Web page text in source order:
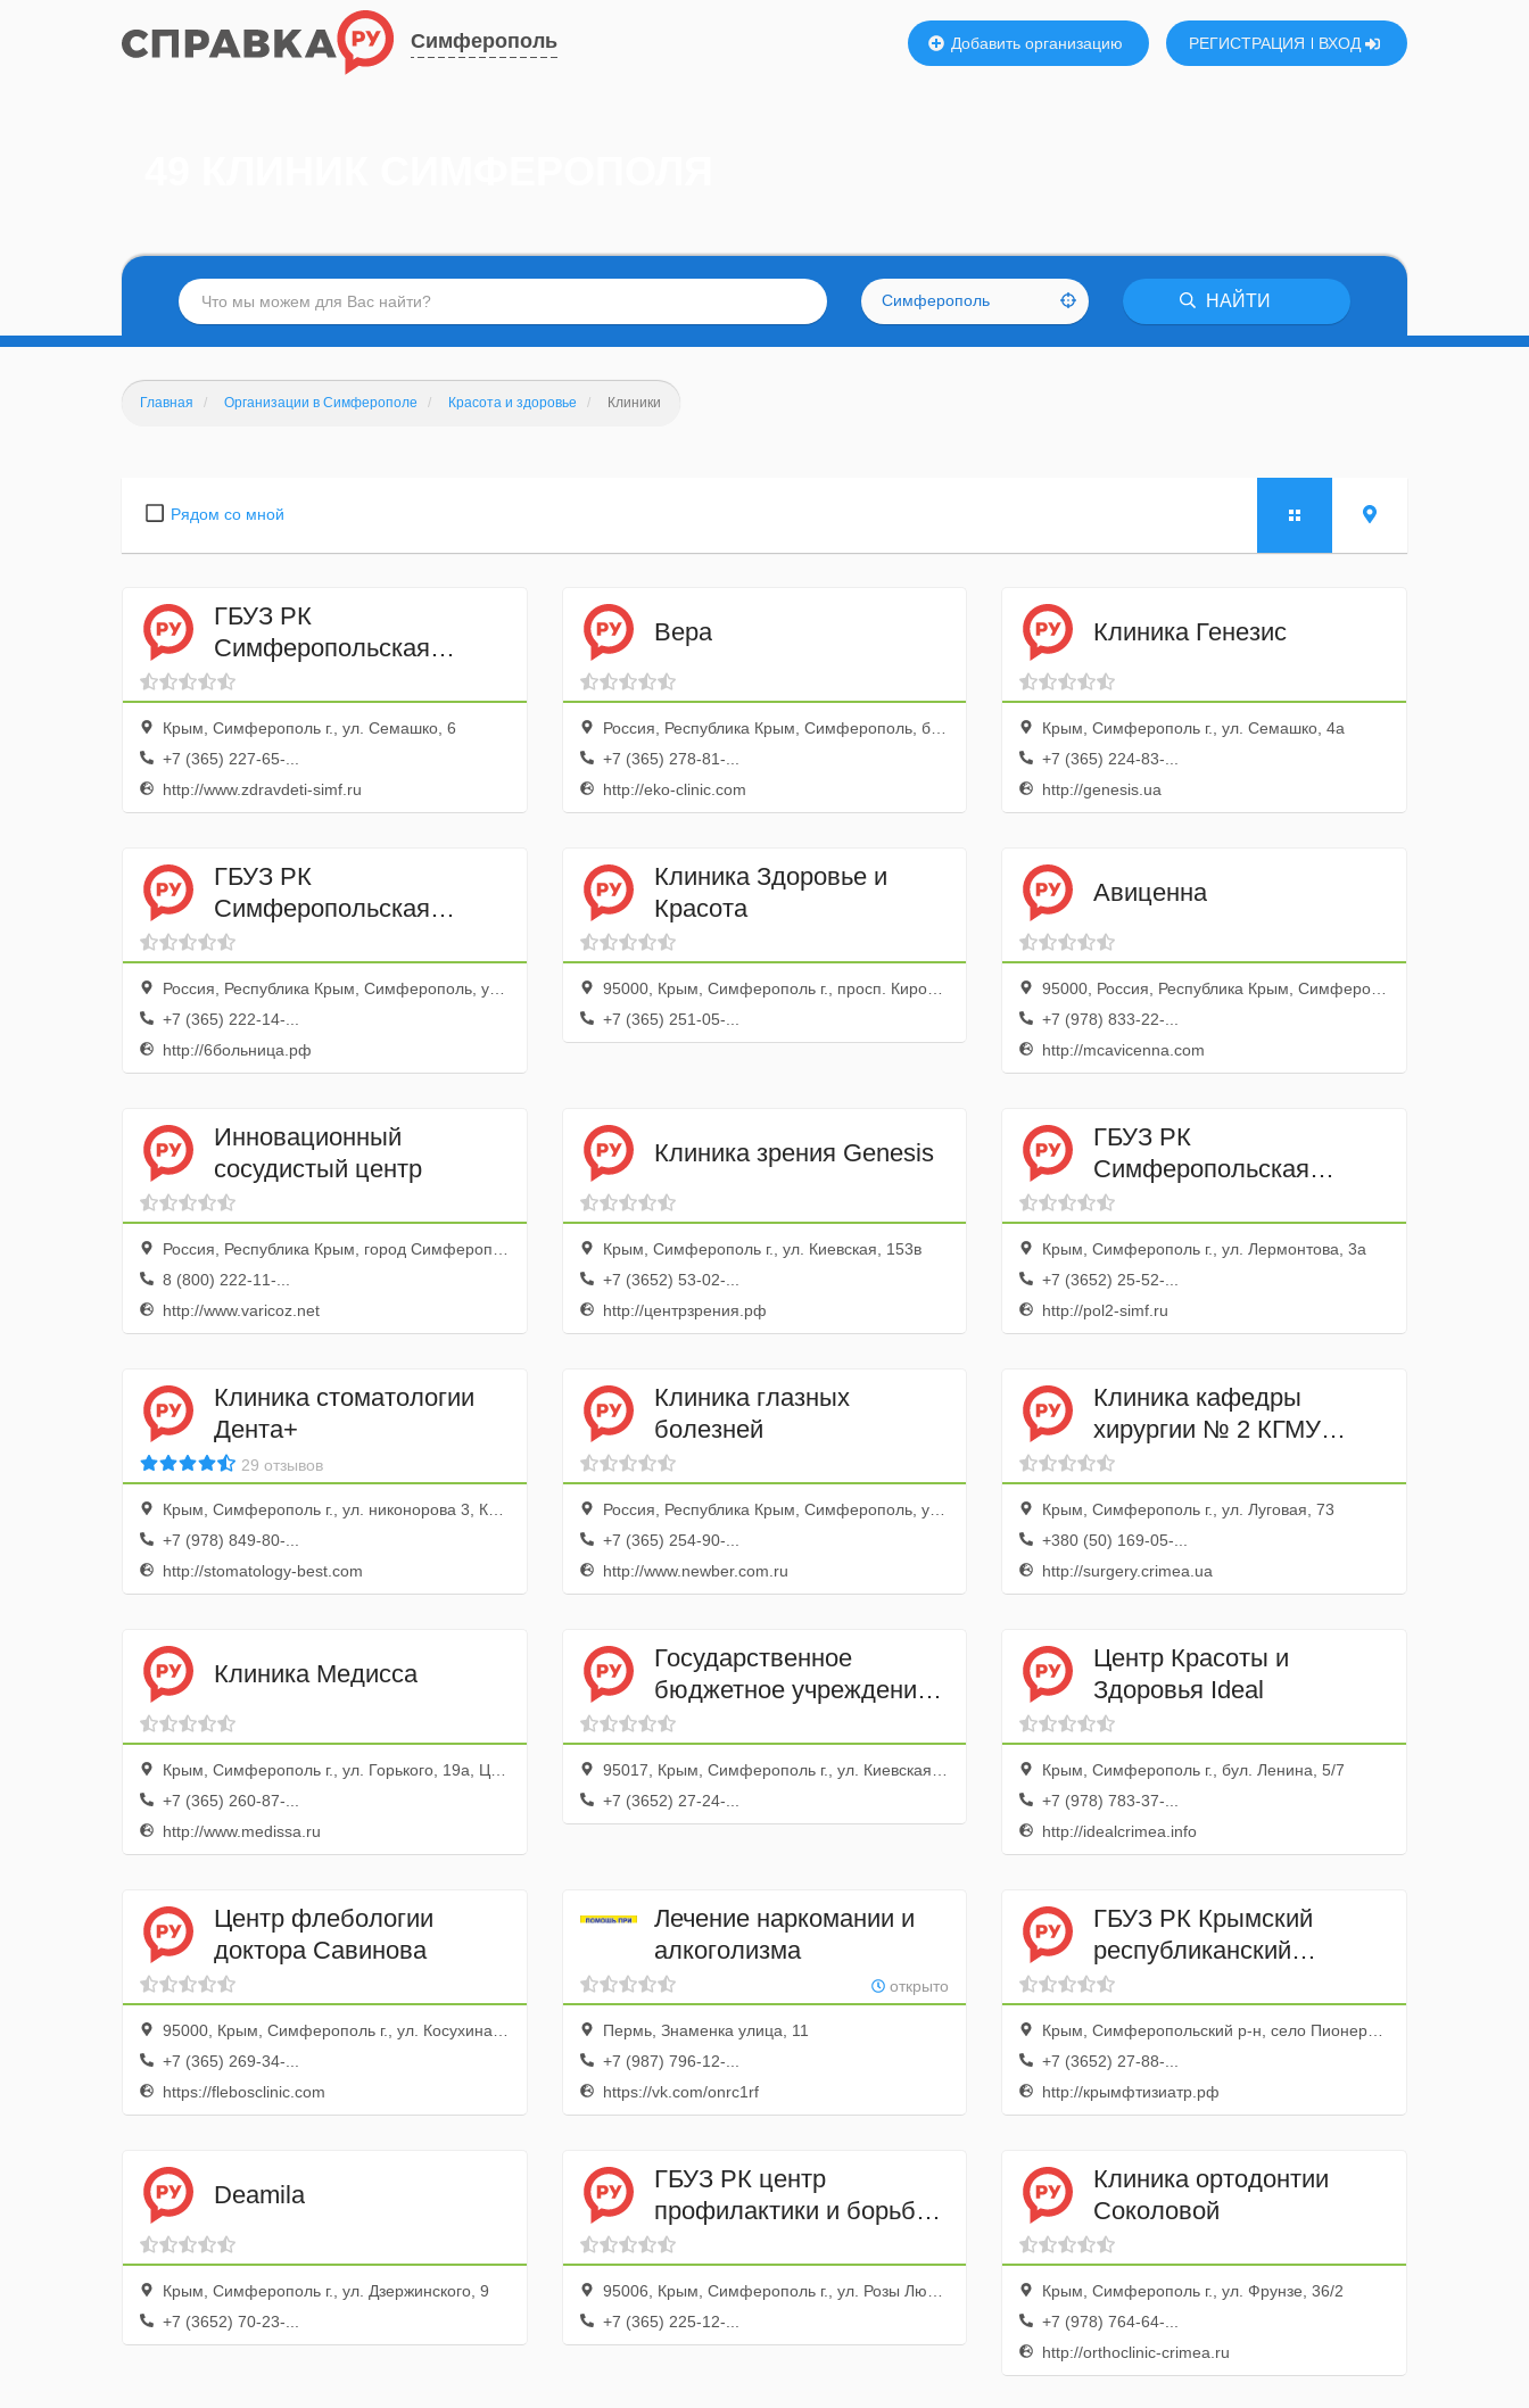
Симферополь Добавить организацию РЕГИСТРАЦИЯ ВХОД
Симферополь НАЙТИ
Главная Организации в Симферополе Красота и здоровье Клиники
Рядом со мной
ГБУЗ РК
Симферопольская
городская детская
клиническая больница
Крым, Симферополь г., ул. Семашко, 6
+7 (365) 227-65-...
http://www.zdravdeti-simf.ru
Вера
Россия, Республика Крым, Симферополь, бульвар Ленина, 9а
+7 (365) 278-81-...
http://eko-clinic.com
Клиника Генезис
Крым, Симферополь г., ул. Семашко, 4а
+7 (365) 224-83-...
http://genesis.ua
ГБУЗ РК
Симферопольская
клиническая больница
скорой медицинской
помощи № 6
Россия, Республика Крым, Симферополь, улица Гагарина, 15
+7 (365) 222-14-...
http://6больница.рф
Клиника Здоровье и
Красота
95000, Крым, Симферополь г., просп. Кирова, 29/1
+7 (365) 251-05-...
Авиценна
95000, Россия, Республика Крым, Симферополь, проспект Победы, 33А
+7 (978) 833-22-...
http://mcavicenna.com
Инновационный
сосудистый центр
Россия, Республика Крым, город Симферополь, улица Балаклавская, 68, оф. 107
8 (800) 222-11-...
http://www.varicoz.net
Клиника зрения Genesis
Крым, Симферополь г., ул. Киевская, 153в
+7 (3652) 53-02-...
http://центрзрения.рф
ГБУЗ РК
Симферопольская
поликлиника № 2
Крым, Симферополь г., ул. Лермонтова, 3а
+7 (3652) 25-52-...
http://pol2-simf.ru
Клиника стоматологии
Дента+
29 отзывов
Крым, Симферополь г., ул. никонорова 3, Киевская 171/1
+7 (978) 849-80-...
http://stomatology-best.com
Клиника глазных
болезней
Россия, Республика Крым, Симферополь, улица Георгия Морозова, 4
+7 (365) 254-90-...
http://www.newber.com.ru
Клиника кафедры
хирургии № 2 КГМУ
имени С.И.
Георгиевского
Крым, Симферополь г., ул. Луговая, 73
+380 (50) 169-05-...
http://surgery.crimea.ua
Клиника Медисса
Крым, Симферополь г., ул. Горького, 19а, Центральная клиника
+7 (365) 260-87-...
http://www.medissa.ru
Государственное
бюджетное учреждение
здравоохранения
Республики Крым
Республиканская
Клиническая больница
95017, Крым, Симферополь г., ул. Киевская, 69
+7 (3652) 27-24-...
Центр Красоты и
Здоровья Ideal
Крым, Симферополь г., бул. Ленина, 5/7
+7 (978) 783-37-...
http://idealcrimea.info
Центр флебологии
доктора Савинова
95000, Крым, Симферополь г., ул. Косухина, 16
+7 (365) 269-34-...
https://flebosclinic.com
Лечение наркомании и
алкоголизма
открыто
Пермь, Знаменка улица, 11
+7 (987) 796-12-...
https://vk.com/onrc1rf
ГБУЗ РК Крымский
республиканский
клинический центр
фтизиатрии и
пульмонологии
Крым, Симферопольский р-н, село Пионерское., ул. Майская, 1А
+7 (3652) 27-88-...
http://крымфтизиатр.рф
Deamila
Крым, Симферополь г., ул. Дзержинского, 9
+7 (3652) 70-23-...
ГБУЗ РК центр
профилактики и борьбы
со спидом
95006, Крым, Симферополь г., ул. Розы Люксембург, 27а
+7 (365) 225-12-...
Клиника ортодонтии
Соколовой
Крым, Симферополь г., ул. Фрунзе, 36/2
+7 (978) 764-64-...
http://orthoclinic-crimea.ru